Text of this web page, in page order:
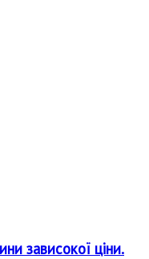
зависокої ціни.